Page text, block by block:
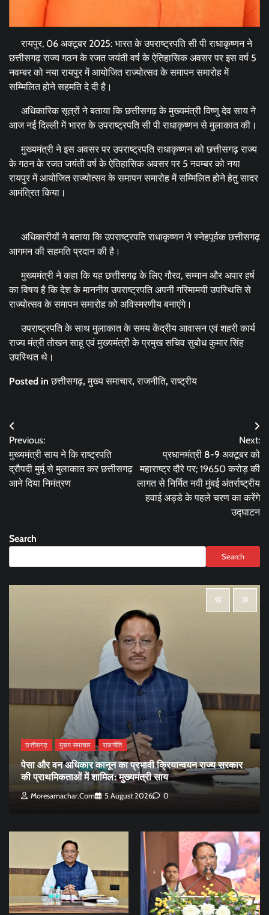
रायपुर, 06 अक्टूबर 2025: भारत के उपराष्ट्रपति सी पी राधाकृष्णन ने
छत्तीसगढ़ राज्य गठन के रजत जयंती वर्ष के ऐतिहासिक अवसर पर इस वर्ष 5
नवम्बर को नया रायपुर में आयोजित राज्योत्सव के समापन समारोह में
सम्मिलित होने सहमति दे दी है।
अधिकारिक सूत्रों ने बताया कि छत्तीसगढ़ के मुख्यमंत्री विष्णु देव साय ने
आज नई दिल्ली में भारत के उपराष्ट्रपति सी पी राधाकृष्णन से मुलाकात की।
मुख्यमंत्री ने इस अवसर पर उपराष्ट्रपति राधाकृष्णन को छत्तीसगढ़ राज्य
के गठन के रजत जयंती वर्ष के ऐतिहासिक अवसर पर 5 नवम्बर को नया
रायपुर में आयोजित राज्योत्सव के समापन समारोह में सम्मिलित होने हेतु सादर
आमंत्रित किया।
अधिकारीयों ने बताया कि उपराष्ट्रपति राधाकृष्णन ने स्नेहपूर्वक छत्तीसगढ़
आगमन की सहमति प्रदान की है।
मुख्यमंत्री ने कहा कि यह छत्तीसगढ़ के लिए गौरव, सम्मान और अपार हर्ष
का विषय है कि देश के माननीय उपराष्ट्रपति अपनी गरिमामयी उपस्थिति से
राज्योत्सव के समापन समारोह को अविस्मरणीय बनाएंगे।
उपराष्ट्रपति के साथ मुलाकात के समय केंद्रीय आवासन एवं शहरी कार्य
राज्य मंत्री तोखन साहू एवं मुख्यमंत्री के प्रमुख सचिव सुबोध कुमार सिंह
उपस्थित थे।
Posted inछत्तीसगढ़,मुख्य समाचार,राजनीति,राष्ट्रीय
Post
navigation
Previous:
मुख्यमंत्री साय ने कि राष्ट्रपति
द्रौपदी मुर्मू से मुलाकात कर छत्तीसगढ़
आने दिया निमंत्रण
Next:
प्रधानमंत्री 8-9 अक्टूबर को
महाराष्ट्र दौरे पर; 19650 करोड़ की
लागत से निर्मित नवी मुंबई अंतर्राष्ट्रीय
हवाई अड्डे के पहले चरण का करेंगे
उद्घाटन
Search
Search
छत्तीसगढ़ मुख्य समाचार राजनीति
पेसा और वन अधिकार कानून का प्रभावी क्रियान्वयन राज्य सरकार
की प्राथमिकताओं में शामिल: मुख्यमंत्री साय
Moresamachar.com 5 August 2026 0